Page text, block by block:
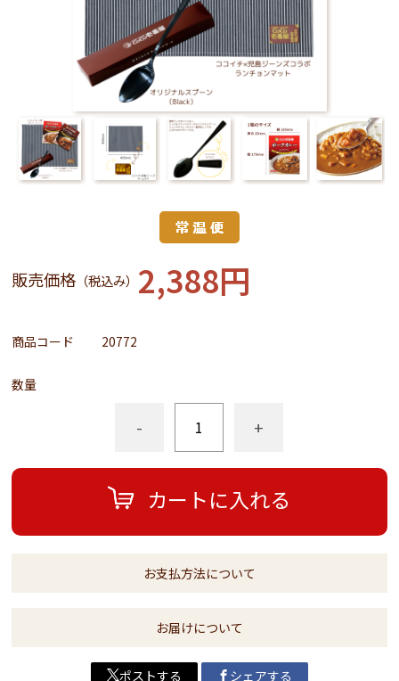
販売価格 （税込み） 2,388円
商品コード 20772
数量
- +
カートに入れる
お支払方法について
お届けについて
ポストする シェアする